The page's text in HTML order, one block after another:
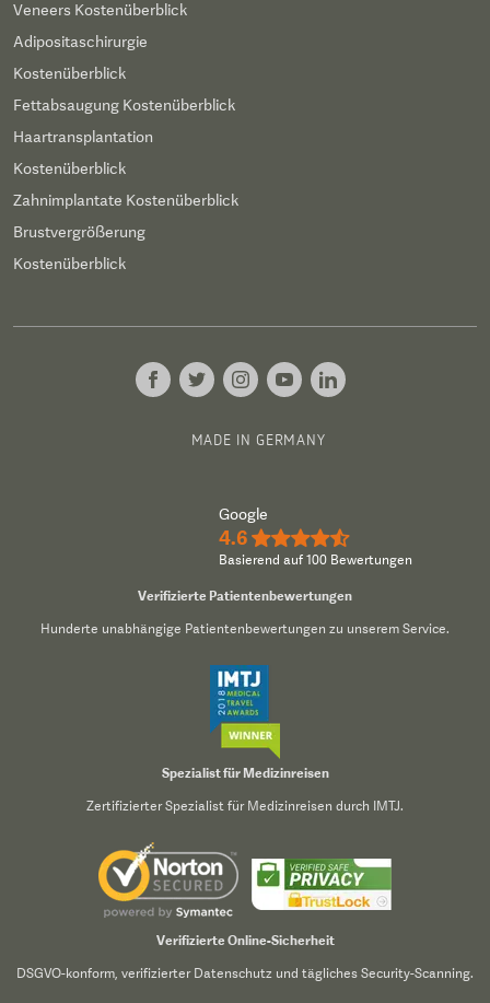
Veneers Kostenüberblick
Adipositaschirurgie
Kostenüberblick
Fettabsaugung Kostenüberblick
Haartransplantation
Kostenüberblick
Zahnimplantate Kostenüberblick
Brustvergrößerung
Kostenüberblick
MADE IN GERMANY
Google
4.6 ★★★★½
Basierend auf 100 Bewertungen
Verifizierte Patientenbewertungen
Hunderte unabhängige Patientenbewertungen zu unserem Service.
Spezialist für Medizinreisen
Zertifizierter Spezialist für Medizinreisen durch IMTJ.
Verifizierte Online-Sicherheit
DSGVO-konform, verifizierter Datenschutz und tägliches Security-Scanning.